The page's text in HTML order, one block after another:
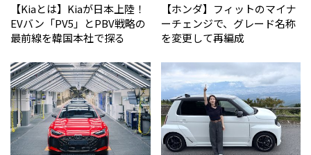
【Kiaとは】Kiaが日本上陸！
EVバン「PV5」とPBV戦略の
最前線を韓国本社で探る
【ホンダ】フィットのマイナ
ーチェンジで、グレード名称
を変更して再編成